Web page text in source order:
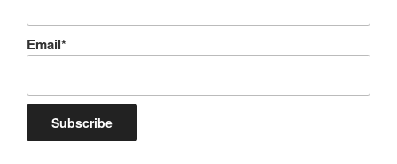
Email*